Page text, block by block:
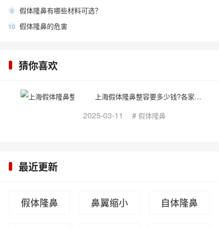
9 假体隆鼻有哪些材料可选？
10 假体隆鼻的危害
猜你喜欢
上海假体隆鼻整容要多少钱?各家医院隆鼻收费标准
2025-03-11 # 假体隆鼻
最近更新
假体隆鼻 鼻翼缩小 自体隆鼻